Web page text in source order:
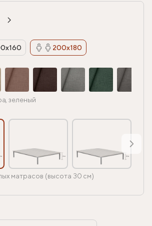
200х180
зеленый
матрасов (высота 30 см)